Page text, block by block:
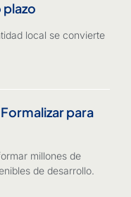
plazo
local se convierte
para
millones de
de desarrollo.